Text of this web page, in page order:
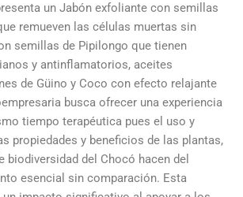
un Jabón exfoliante con semillas
remueven las células muertas sin
semillas de Pipilongo que tienen
y antinflamatorios, aceites
de Güino y Coco con efecto relajante
busca ofrecer una experiencia
tiempo terapéutica pues el uso y
propiedades y beneficios de las plantas,
biodiversidad del Chocó hacen del
esencial sin comparación. Esta